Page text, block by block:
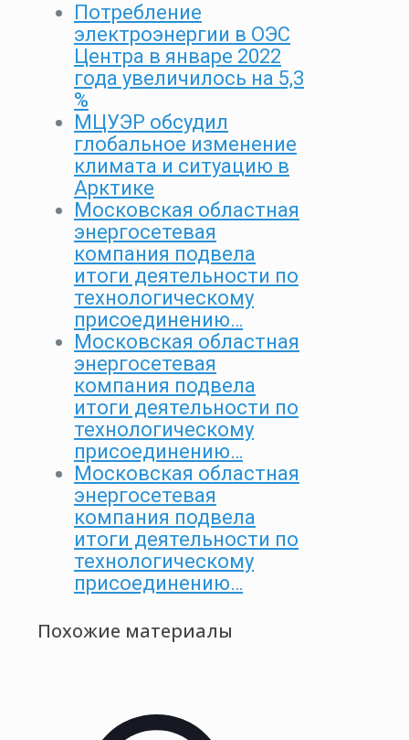
Потребление
электроэнергии в ОЭС
Центра в январе 2022
года увеличилось на 5,3
%
МЦУЭР обсудил
глобальное изменение
климата и ситуацию в
Арктике
Московская областная
энергосетевая
компания подвела
итоги деятельности по
технологическому
присоединению…
Московская областная
энергосетевая
компания подвела
итоги деятельности по
технологическому
присоединению…
Московская областная
энергосетевая
компания подвела
итоги деятельности по
технологическому
присоединению…
Похожие материалы